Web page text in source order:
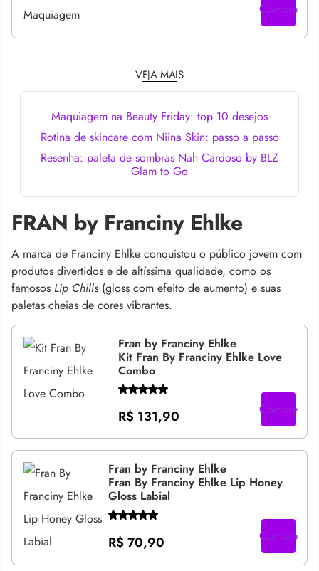
Compre
VEJA MAIS
Maquiagem na Beauty Friday: top 10 desejos
Rotina de skincare com Niina Skin: passo a passo
Resenha: paleta de sombras Nah Cardoso by BLZ
Glam to Go
FRAN by Franciny Ehlke
A marca de Franciny Ehlke conquistou o público jovem com
produtos divertidos e de altíssima qualidade, como os
famosos Lip Chills (gloss com efeito de aumento) e suas
paletas cheias de cores vibrantes.
Fran by Franciny Ehlke
Kit Fran By Franciny Ehlke Love
Combo
R$ 131,90 Compre
Fran by Franciny Ehlke
Fran By Franciny Ehlke Lip Honey
Gloss Labial
R$ 70,90 Compre